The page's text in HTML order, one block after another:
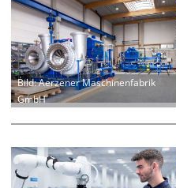
Bild: Aerzener Maschinenfabrik
GmbH